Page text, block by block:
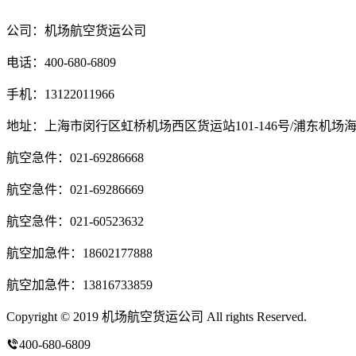
公司：机场航空货运公司
电话：400-680-6809
手机：13122011966
地址：上海市闵行区虹桥机场西区货运站101-146号/浦东机场
航空急件：021-69286668
航空急件：021-69286669
航空急件：021-60523632
航空加急件：18602177888
航空加急件：13816733859
Copyright © 2019 机场航空货运公司 All rights Reserved.
400-680-6809